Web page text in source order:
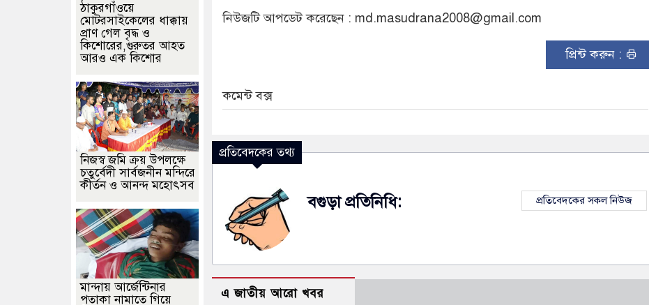
নিউজটি আপডেট করেছেন : md.masudrana2008@gmail.com
প্রিন্ট করুন :
কমেন্ট বক্স
প্রতিবেদকের তথ্য
বগুড়া প্রতিনিধি: প্রতিবেদকের সকল নিউজ
এ জাতীয় আরো খবর
ঠাকুরগাঁওয়ে
মোটরসাইকেলের ধাক্কায়
প্রাণ গেল বৃদ্ধ ও
কিশোরের,গুরুতর আহত
আরও এক কিশোর
নিজস্ব জমি ক্রয় উপলক্ষে
চতুর্বেদী সার্বজনীন মন্দিরে
কীর্তন ও আনন্দ মহোৎসব
মান্দায় আর্জেন্টিনার
পতাকা নামাতে গিয়ে